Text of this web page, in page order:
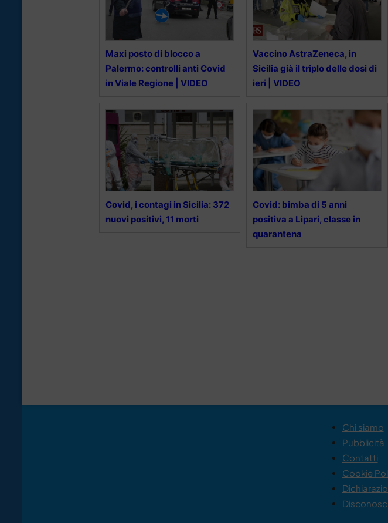
Maxi posto di blocco a
Palermo: controlli anti Covid
in Viale Regione | VIDEO
Vaccino AstraZeneca, in
Sicilia già il triplo delle dosi di
ieri | VIDEO
Covid, i contagi in Sicilia: 372
nuovi positivi, 11 morti
Covid: bimba di 5 anni
positiva a Lipari, classe in
quarantena
Chi siamo
Pubblicità
Contatti
Cookie